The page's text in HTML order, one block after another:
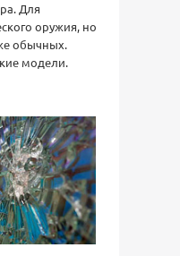
Для
оружия, но
обычных.
модели.